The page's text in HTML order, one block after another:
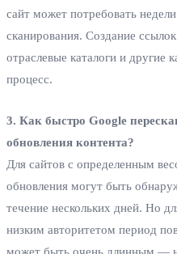
сайт может потребовать
сканирования. Создание
отраслевые каталоги и другие
процесс.
3. Как быстро Google
обновления контента?
Для сайтов с определенным
обновления могут быть
течение нескольких дней. Но
низким авторитетом период